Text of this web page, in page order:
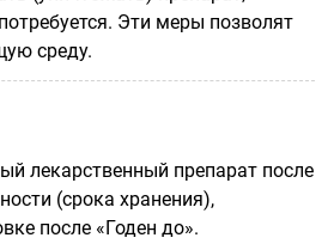
Эти меры позволят
среду.
лекарственный препарат после
(срока хранения),
после «Годен до».